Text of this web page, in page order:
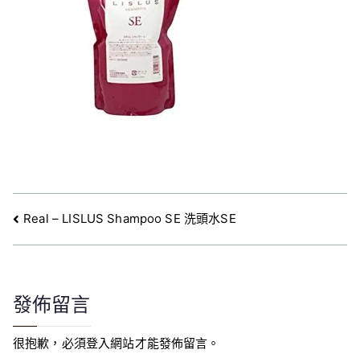
文
章
覽
Real – LISLUS Shampoo SE 洗頭水SE
發佈留言
很抱歉，必須登入網站才能發佈留言。